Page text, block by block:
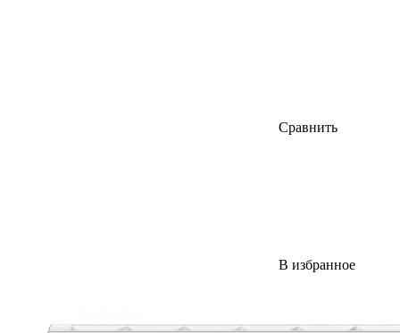
Сравнить
В избранное